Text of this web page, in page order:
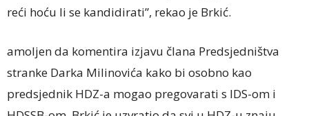
reći hoću li se kandidirati”, rekao je Brkić.
amoljen da komentira izjavu člana Predsjedništva
stranke Darka Milinovića kako bi osobno kao
predsjednik HDZ-a mogao pregovarati s IDS-om i